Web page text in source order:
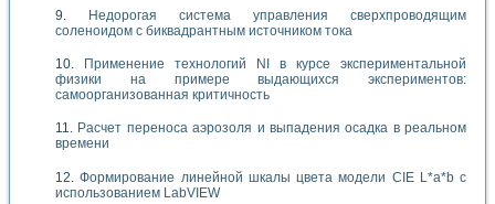
Недорогая система управления сверхпроводящим
соленоидом с биквадрантным источником тока
Применение технологий NI в курсе экспериментальной
физики на примере выдающихся экспериментов:
самоорганизованная критичность
Расчет переноса аэрозоля и выпадения осадка в реальном
времени
Формирование линейной шкалы цвета модели CIE L*a*b с
использованием LabVIEW